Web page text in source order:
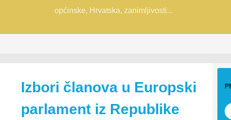
općinske, Hrvatska, zanimljivosti...
Izbori članova u Europski
parlament iz Republike